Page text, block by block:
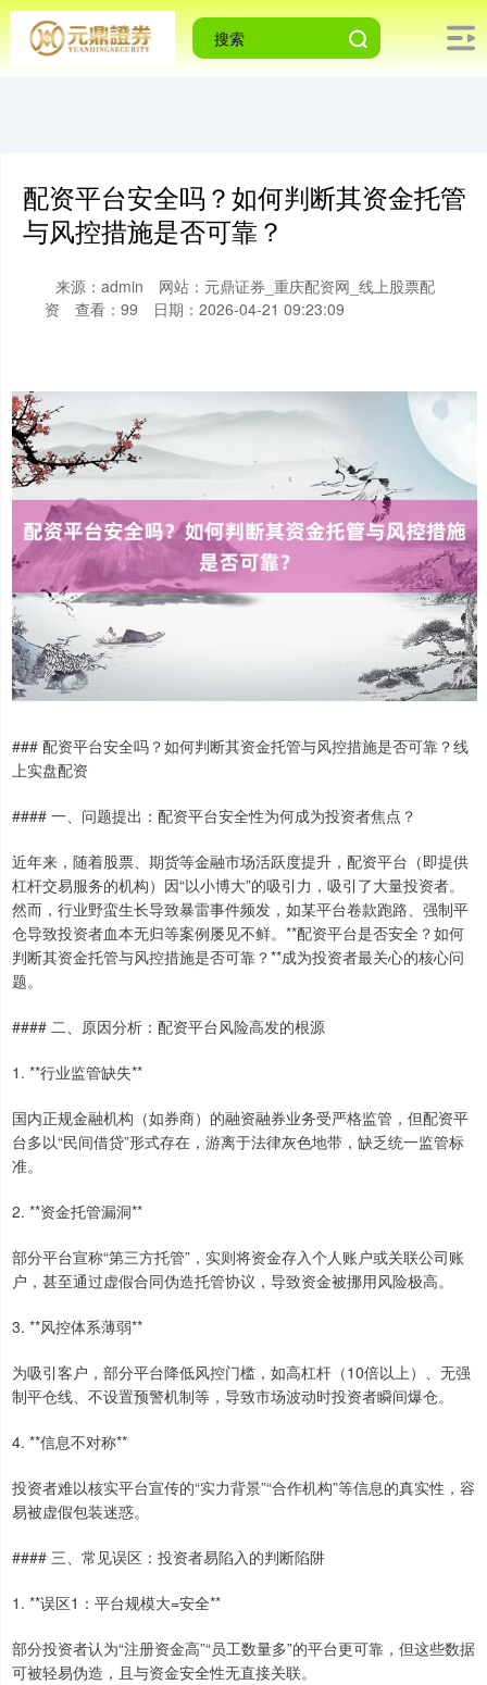
配资平台安全吗？如何判断其资金托管
与风控措施是否可靠？
来源：admin
网站：元鼎证券_重庆配资网_线上股票配
资
查看：99 日期：2026-04-21 09:23:09
### 配资平台安全吗？如何判断其资金托管与风控措施是否可靠？线
上实盘配资
#### 一、问题提出：配资平台安全性为何成为投资者焦点？
近年来，随着股票、期货等金融市场活跃度提升，配资平台（即提供
杠杆交易服务的机构）因“以小博大”的吸引力，吸引了大量投资者。
然而，行业野蛮生长导致暴雷事件频发，如某平台卷款跑路、强制平
仓导致投资者血本无归等案例屡见不鲜。**配资平台是否安全？如何
判断其资金托管与风控措施是否可靠？**成为投资者最关心的核心问
题。
#### 二、原因分析：配资平台风险高发的根源
1. **行业监管缺失**
国内正规金融机构（如券商）的融资融券业务受严格监管，但配资平
台多以“民间借贷”形式存在，游离于法律灰色地带，缺乏统一监管标
准。
2. **资金托管漏洞**
部分平台宣称“第三方托管”，实则将资金存入个人账户或关联公司账
户，甚至通过虚假合同伪造托管协议，导致资金被挪用风险极高。
3. **风控体系薄弱**
为吸引客户，部分平台降低风控门槛，如高杠杆（10倍以上）、无强
制平仓线、不设置预警机制等，导致市场波动时投资者瞬间爆仓。
4. **信息不对称**
投资者难以核实平台宣传的“实力背景”“合作机构”等信息的真实性，容
易被虚假包装迷惑。
#### 三、常见误区：投资者易陷入的判断陷阱
1. **误区1：平台规模大=安全**
部分投资者认为“注册资金高”“员工数量多”的平台更可靠，但这些数据
可被轻易伪造，且与资金安全性无直接关联。